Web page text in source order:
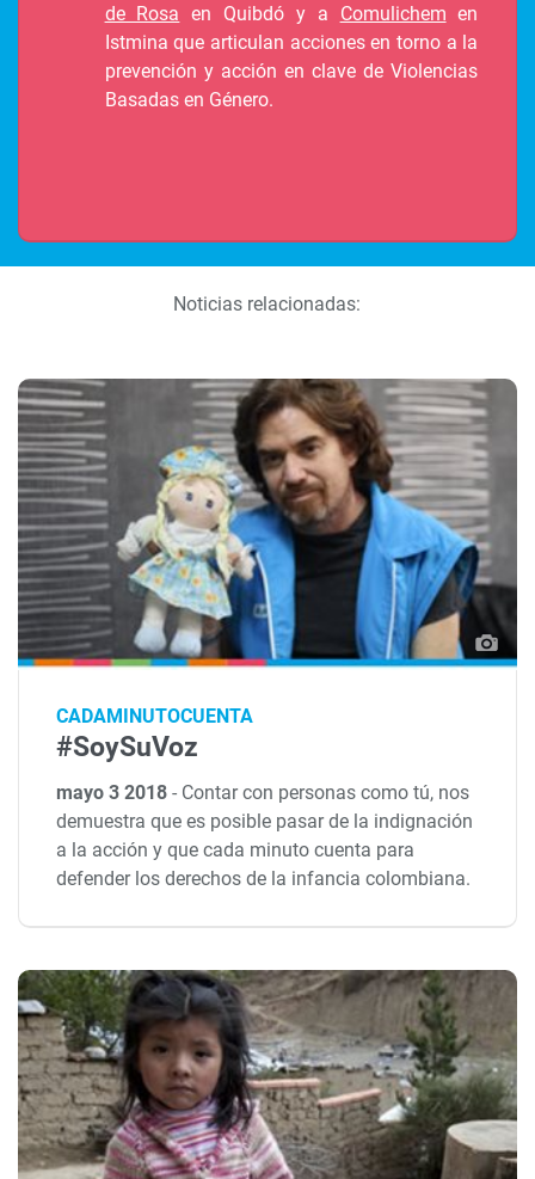
de Rosa en Quibdó y a Comulichem en
Istmina que articulan acciones en torno a la
prevención y acción en clave de Violencias
Basadas en Género.
Noticias relacionadas:
CADAMINUTOCUENTA
#SoySuVoz
mayo 3 2018- Contar con personas como tú, nos
demuestra que es posible pasar de la indignación
a la acción y que cada minuto cuenta para
defender los derechos de la infancia colombiana.